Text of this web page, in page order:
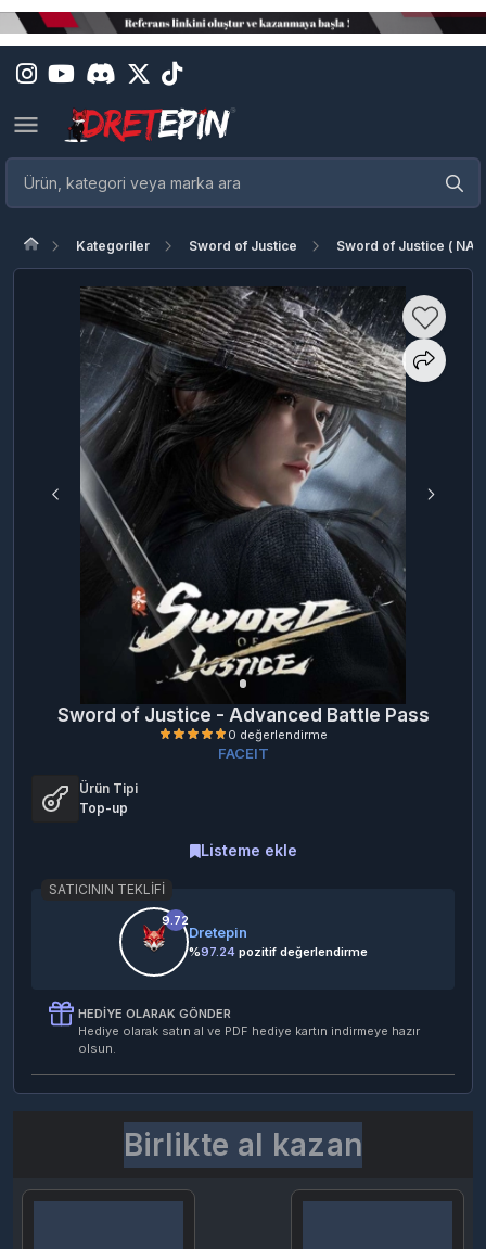
Kategoriler Sword of Justice Sword of Justice ( NA )
Sword of Justice - Advanced Battle Pass
FACEIT
Ürün Tipi
Top-up
Listeme ekle
SATICININ TEKLIFI
9.72
Dretepin
%97.24pozitif değerlendirme
HEDIYE OLARAK GÖNDER
Hediye olarak satın al ve PDF hediye kartın indirmeye hazır
olsun.
Birlikte al kazan